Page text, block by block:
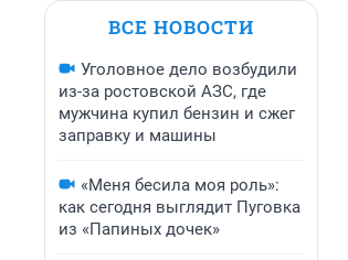
ВСЕ НОВОСТИ
Уголовное дело возбудили
из-за ростовской АЗС, где
мужчина купил бензин и сжег
заправку и машины
«Меня бесила моя роль»:
как сегодня выглядит Пуговка
из «Папиных дочек»